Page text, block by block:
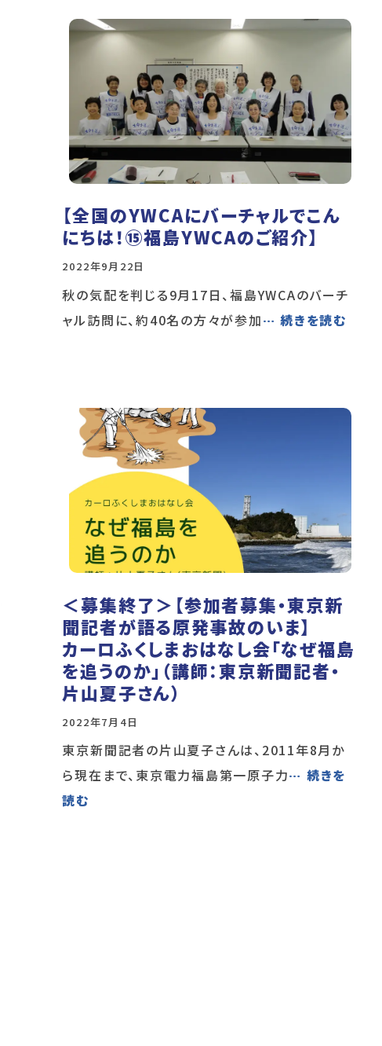
【全国のYWCAにバーチャルでこん
にちは！⑮福島YWCAのご紹介】
2022年9月22日
秋の気配を判じる9月17日、福島YWCAのバーチ
ャル訪問に、約40名の方々が参加… 続きを読む
＜募集終了＞【参加者募集・東京新
聞記者が語る原発事故のいま】
カーロふくしまおはなし会「なぜ福島
を追うのか」（講師：東京新聞記者・
片山夏子さん）
2022年7月4日
東京新聞記者の片山夏子さんは、2011年8月か
ら現在まで、東京電力福島第一原子力… 続きを
読む